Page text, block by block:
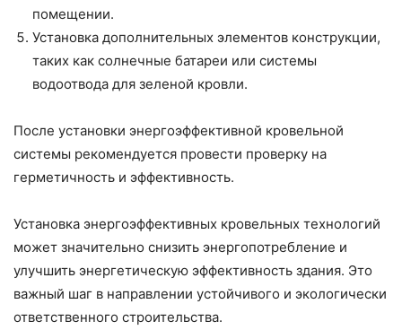
помещении.
Установка дополнительных элементов конструкции,
таких как солнечные батареи или системы
водоотвода для зеленой кровли.
После установки энергоэффективной кровельной
системы рекомендуется провести проверку на
герметичность и эффективность.
Установка энергоэффективных кровельных технологий
может значительно снизить энергопотребление и
улучшить энергетическую эффективность здания. Это
важный шаг в направлении устойчивого и экологически
ответственного строительства.